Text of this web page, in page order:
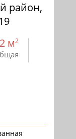
район,
м2